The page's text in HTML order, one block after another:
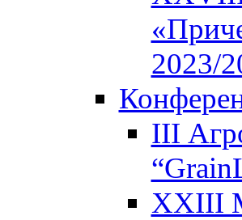
2023/
III
XXIII